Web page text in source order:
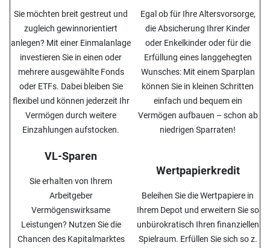
Sie möchten breit gestreut und
zugleich gewinnorientiert
anlegen? Mit einer Einmalanlage
investieren Sie in einen oder
mehrere ausgewählte Fonds
oder ETFs. Dabei bleiben Sie
flexibel und können jederzeit Ihr
Vermögen durch weitere
Einzahlungen aufstocken.
Egal ob für Ihre Altersvorsorge,
die Absicherung Ihrer Kinder
oder Enkelkinder oder für die
Erfüllung eines langgehegten
Wunsches: Mit einem Sparplan
können Sie in kleinen Schritten
einfach und bequem ein
Vermögen aufbauen – schon ab
niedrigen Sparraten!
VL-Sparen
Sie erhalten von Ihrem
Arbeitgeber
Vermögenswirksame
Leistungen? Nutzen Sie die
Chancen des Kapitalmarktes
Wertpapierkredit
Beleihen Sie die Wertpapiere in
Ihrem Depot und erweitern Sie so
unbürokratisch Ihren finanziellen
Spielraum. Erfüllen Sie sich so z.